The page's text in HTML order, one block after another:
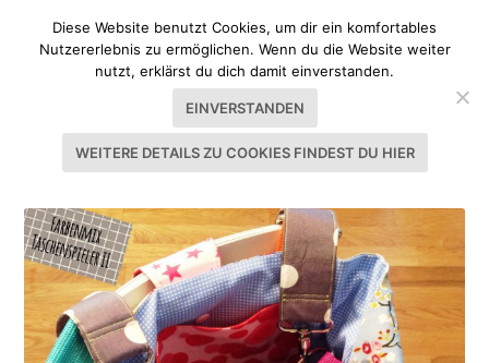
SCHLAGWORT:MULTITASCHE
Diese Website benutzt Cookies, um dir ein komfortables
Nutzererlebnis zu ermöglichen. Wenn du die Website weiter
nutzt, erklärst du dich damit einverstanden.
EINVERSTANDEN
WEITERE DETAILS ZU COOKIES FINDEST DU HIER